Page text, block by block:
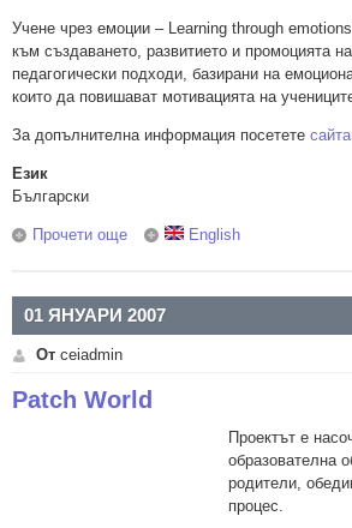
Учене чрез емоции – Learning through
към създаването, развитието и промоцията
педагогически подходи, базирани на
които да повишават мотивацията на
За допълнителна информация посетете
Език
Български
Прочети още about LE.TH.E - Учене чрез
English
01 ЯНУАРИ 2007
От ceiadmin
Patch World
Проектът е
образователна
родители,
процес.